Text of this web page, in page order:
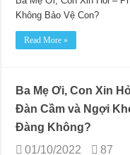
Không Bảo Vệ Con?
Read More »
Ba Mẹ Ơi, Con Xin
Đàn Cầm và Ngợi
Đàng Không?
01/10/2022
87